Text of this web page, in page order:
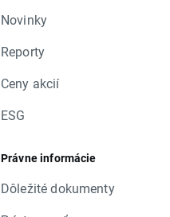
Novinky
Reporty
Ceny akcií
ESG
Právne informácie
Dôležité dokumenty